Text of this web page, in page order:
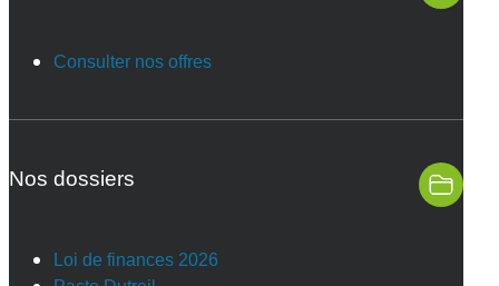
Consulter nos offres
Nos dossiers
Loi de finances 2026